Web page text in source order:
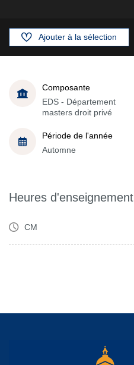
Ajouter à la sélection
Composante
EDS - Département
masters droit privé
Période de l'année
Automne
Heures d'enseignement
CM